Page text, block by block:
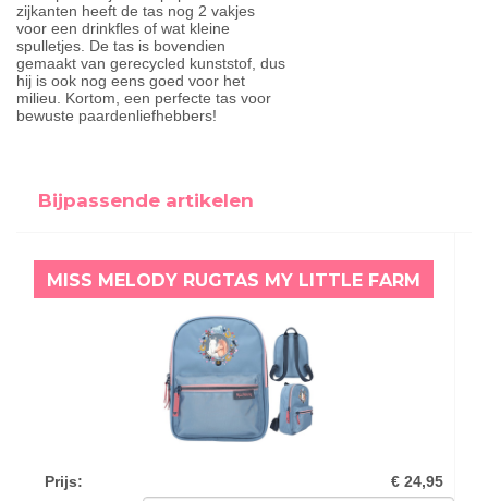
zijkanten heeft de tas nog 2 vakjes
voor een drinkfles of wat kleine
spulletjes. De tas is bovendien
gemaakt van gerecycled kunststof, dus
hij is ook nog eens goed voor het
milieu. Kortom, een perfecte tas voor
bewuste paardenliefhebbers!
Bijpassende artikelen
MISS MELODY RUGTAS MY LITTLE FARM
Prijs: € 24,95